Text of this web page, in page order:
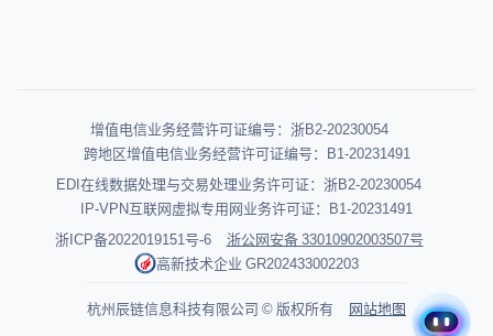
增值电信业务经营许可证编号：浙B2-20230054
跨地区增值电信业务经营许可证编号：B1-20231491
EDI在线数据处理与交易处理业务许可证：浙B2-20230054
IP-VPN互联网虚拟专用网业务许可证：B1-20231491
浙ICP备2022019151号-6
浙公网安备 33010902003507号
高新技术企业 GR202433002203
杭州辰链信息科技有限公司 © 版权所有 网站地图